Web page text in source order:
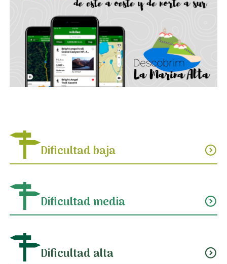
Dificultad baja expand_circle_down
Dificultad media expand_circle_down
Dificultad alta expand_circle_down